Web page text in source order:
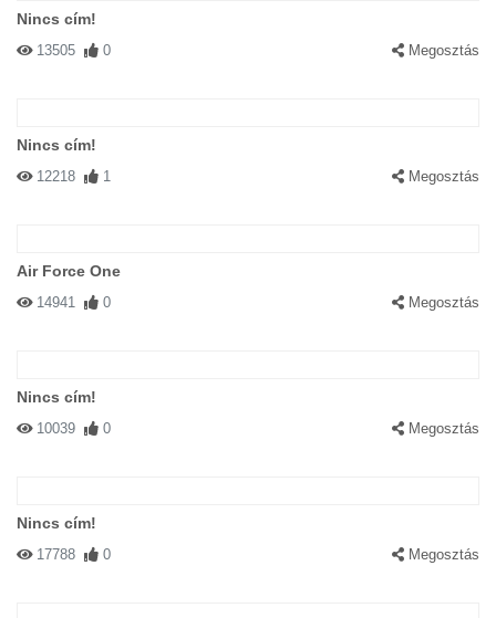
Nincs cím!
13505 0 Megosztás
Nincs cím!
12218 1 Megosztás
Air Force One
14941 0 Megosztás
Nincs cím!
10039 0 Megosztás
Nincs cím!
17788 0 Megosztás